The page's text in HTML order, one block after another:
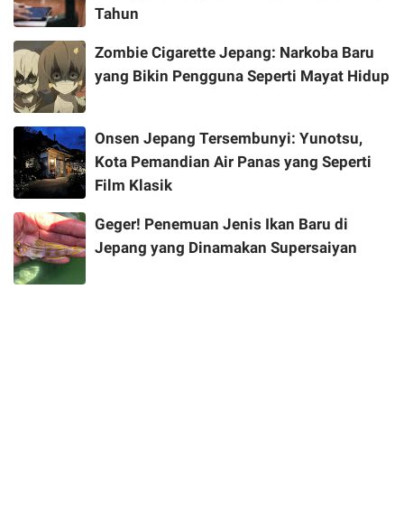
Tahun
Zombie Cigarette Jepang: Narkoba Baru
yang Bikin Pengguna Seperti Mayat Hidup
Onsen Jepang Tersembunyi: Yunotsu,
Kota Pemandian Air Panas yang Seperti
Film Klasik
Geger! Penemuan Jenis Ikan Baru di
Jepang yang Dinamakan Supersaiyan